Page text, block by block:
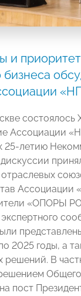
и
бизнеса
состоялось
Ассоциации
25-летию
Ассоциации
«ОПОРЫ
2025 годы, а
решений. В
пост